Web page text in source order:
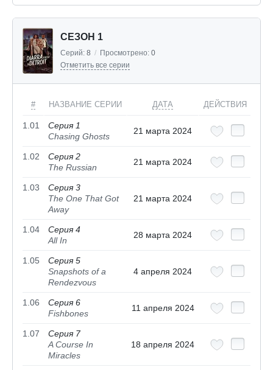
СЕЗОН 1
Серий: 8 / Просмотрено: 0
Отметить все серии
# НАЗВАНИЕ СЕРИИ ДАТА ДЕЙСТВИЯ
1.01
Серия 1
Chasing Ghosts
21 марта 2024
1.02
Серия 2
The Russian
21 марта 2024
1.03
Серия 3
The One That Got
Away
21 марта 2024
1.04
Серия 4
All In
28 марта 2024
1.05
Серия 5
Snapshots of a
Rendezvous
4 апреля 2024
1.06
Серия 6
Fishbones
11 апреля 2024
1.07
Серия 7
A Course In
Miracles
18 апреля 2024